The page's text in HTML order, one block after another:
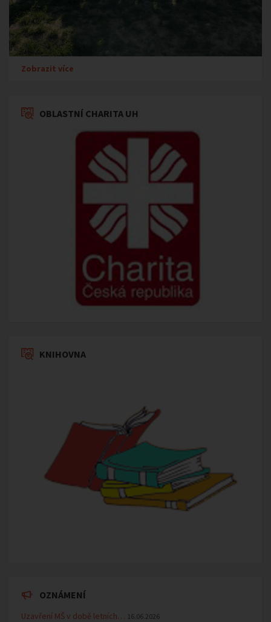
Zobrazit více
OBLASTNÍ CHARITA UH
KNIHOVNA
OZNÁMENÍ
Uzavření MŠ v době letních… 16.06.2026